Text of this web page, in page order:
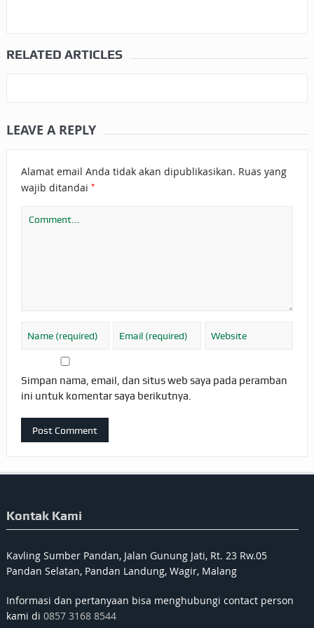
RELATED ARTICLES
LEAVE A REPLY
Alamat email Anda tidak akan dipublikasikan. Ruas yang
wajib ditandai *
Simpan nama, email, dan situs web saya pada peramban
ini untuk komentar saya berikutnya.
Kontak Kami
Kavling Sumber Pandan, Jalan Gunung Jati, Rt. 23 Rw.05
Pandan Selatan, Pandan Landung, Wagir, Malang
Informasi dan pertanyaan bisa menghubungi contact person
kami di 0857 3168 8544